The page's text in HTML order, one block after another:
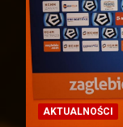
AKTUALNOŚCI